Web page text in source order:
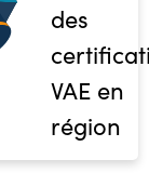
des
VAE en
région